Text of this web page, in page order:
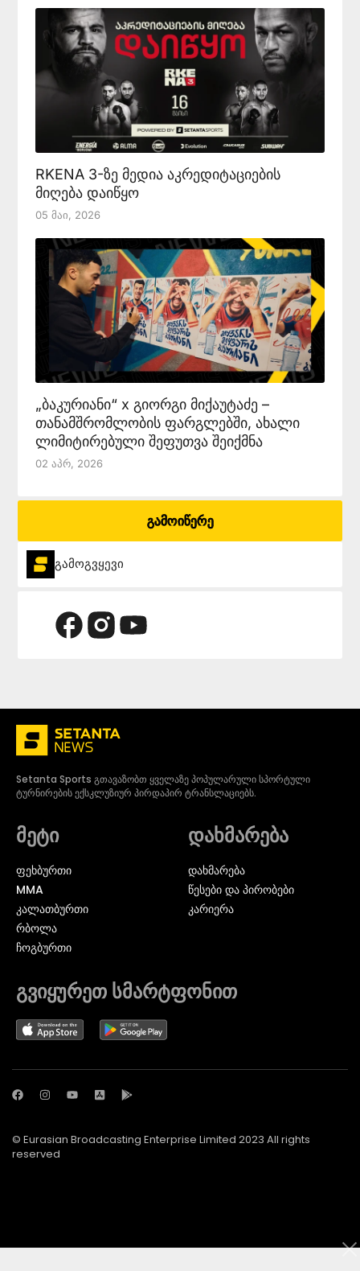
RKENA 3-ზე მედია აკრედიტაციების
მიღება დაიწყო
05 Მაი, 2026
„ბაკურიანი“ x გიორგი მიქაუტაძე –
თანამშრომლობის ფარგლებში, ახალი
ლიმიტირებული შეფუთვა შეიქმნა
02 Აპრ, 2026
გამოიწერე
გამოგვყევი
Setanta Sports გთავაზობთ ყველაზე პოპულარული სპორტული
ტურნირების ექსკლუზიურ პირდაპირ ტრანსლაციებს.
მეტი
ᲤᲔᲮᲑᲣᲠᲗᲘ
MMA
ᲙᲐᲚᲐᲗᲑᲣᲠᲗᲘ
ᲠᲑᲝᲚᲐ
ᲩᲝᲒᲑᲣᲠᲗᲘ
დახმარება
დახმარება
წესები და პირობები
კარიერა
გვიყურეთ სმარტფონით
© Eurasian Broadcasting Enterprise Limited 2023 All rights
reserved